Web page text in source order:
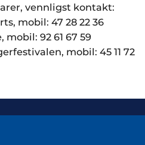
vennligst kontakt:
mobil: 47 28 22 36
92 61 67 59
mobil: 45 11 72